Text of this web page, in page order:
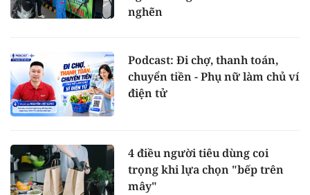
nghẽn
Podcast: Đi chợ, thanh toán,
chuyển tiền - Phụ nữ làm chủ ví
điện tử
4 điều người tiêu dùng coi
trọng khi lựa chọn "bếp trên
mây"